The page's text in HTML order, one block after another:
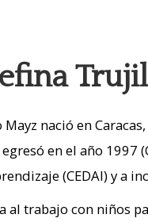
nació en
egresó en el año
(CEDAI) y a
al trabajo con niños